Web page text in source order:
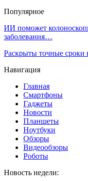
Популярное
ИИ поможет
заболевания…
Раскрыты точные сроки
Навигация
Главная
Смартфоны
Гаджеты
Новости
Планшеты
Ноутбуки
Обзоры
Видеообзоры
Роботы
Новость недели: